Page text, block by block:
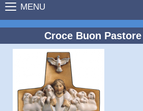
MENU
Croce Buon